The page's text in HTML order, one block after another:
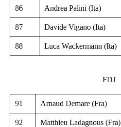
86 Andrea Palini (Ita)
87 Davide Vigano (Ita)
88 Luca Wackermann (Ita)
FDJ
91 Arnaud Demare (Fra)
92 Matthieu Ladagnous (Fra)